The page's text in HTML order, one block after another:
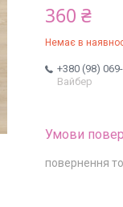
360 ₴
Немає в
+380 (98)
Вайбер
повернення